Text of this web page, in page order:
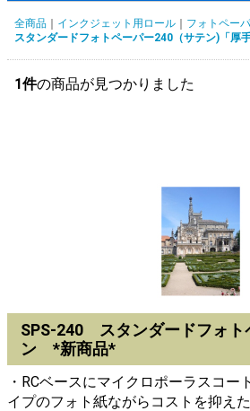
全商品 インクジェット用ロール
フォトペー
スタンダードフォトペーパー240（サテン)「厚
1件の商品が見つかりました
SPS-240 スタンダードフォト
ン *新商品*
・RCベースにマイクロポーラスコー
イプのフォト紙ながらコストを抑え